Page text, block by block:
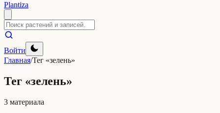
Plantiza
Войти
Главная/Тег «зелень»
Тег «зелень»
3 материала